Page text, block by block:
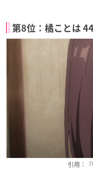
第8位：橘ことは
引用：『